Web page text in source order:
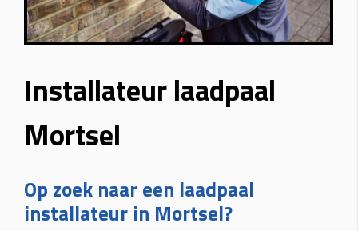
Installateur laadpaal
Mortsel
Op zoek naar een laadpaal
installateur in Mortsel?